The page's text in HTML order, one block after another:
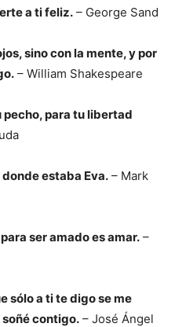
a ti feliz. – George Sand
sino con la mente, y por
– William Shakespeare
para tu libertad
estaba Eva. – Mark
ser amado es amar. –
sólo a ti te digo se me
soñé contigo. – José Ángel